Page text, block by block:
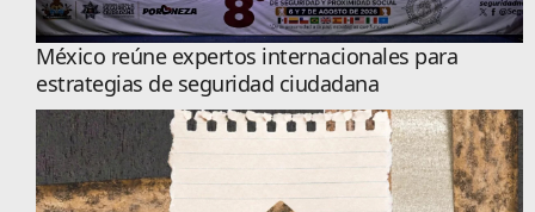
México reúne expertos internacionales para
estrategias de seguridad ciudadana